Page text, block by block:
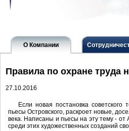
О Компании
Правила по охране труда
27.10.2016
Если новая постановка
пьесы Островского, раскроет новые,
века. Написаны и пьесы на эту тему -
среди этих художественных созданий